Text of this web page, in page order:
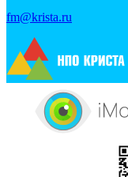
fm@krista.ru